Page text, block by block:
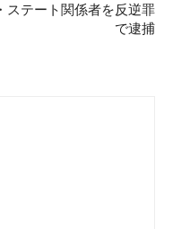
ステート関係者を反逆罪
で逮捕